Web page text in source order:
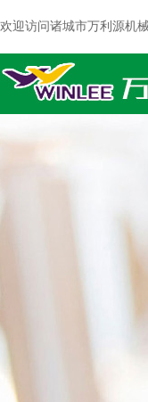
欢迎访问诸城市万利源机